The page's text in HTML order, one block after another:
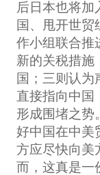
后日本也将加
国、甩开世贸
作小组联合推
新的关税措施
国；三则认为
直接指向中国
形成围堵之势
好中国在中美
方应尽快向美
而，这真是一